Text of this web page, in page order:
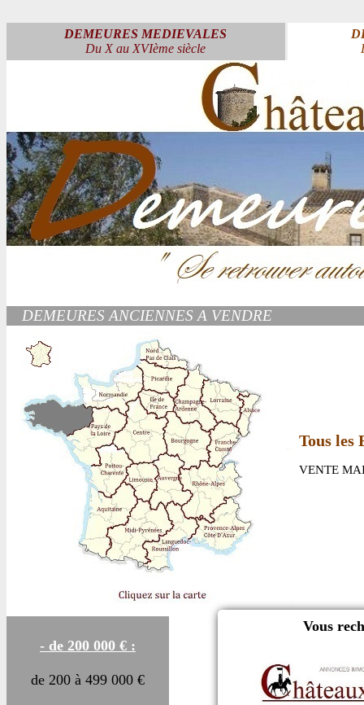
DEMEURES MEDIEVALES
Du X au XVIème siècle
DEMEURES ANCIENNES A VENDRE
- de 200 000 € :
de 200 à 499 000 €
Tous les
VENTE
Vous